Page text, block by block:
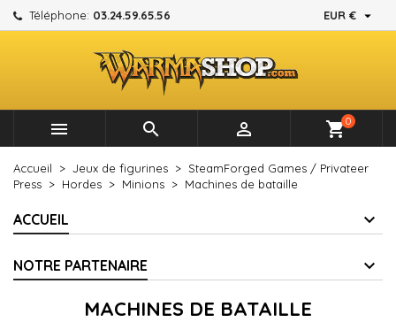
Téléphone: 03.24.59.65.56 EUR € 
   shopping_cart0
Accueil Jeux de figurines
SteamForged Games / Privateer
Press
Hordes Minions Machines de bataille
ACCUEIL
NOTRE PARTENAIRE
MACHINES DE BATAILLE
Mes listes d'envies ×
Créer une nouvelle liste
((modalTitle)) ×
((confirmMessage))
((cancelText)) ((modalDeleteText))
Créer une liste d'envies ×
Nom de la liste d'envies
Annuler Créer une liste d'envies
Connexion ×
Vous devez être connecté pour ajouter des produits à
votre liste d'envies.